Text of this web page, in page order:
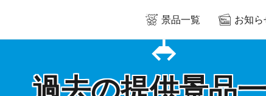
景品一覧 お知ら